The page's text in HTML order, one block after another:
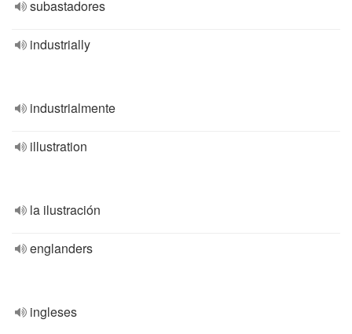
subastadores
industrially
industrialmente
illustration
la ilustración
englanders
ingleses